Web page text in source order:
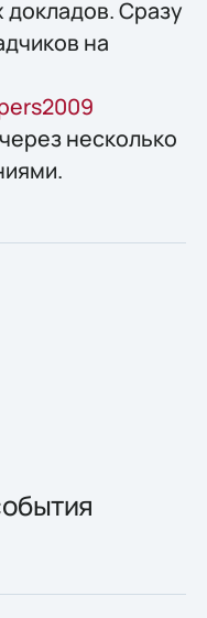
Сразу
на
несколько